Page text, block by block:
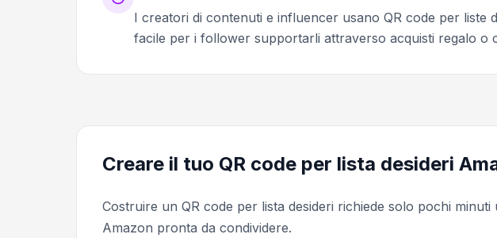
I creatori di contenuti e influencer usano QR code per liste
facile per i follower supportarli attraverso acquisti regalo o
Creare il tuo QR code per lista desideri
Costruire un QR code per lista desideri richiede solo pochi
Amazon pronta da condividere.